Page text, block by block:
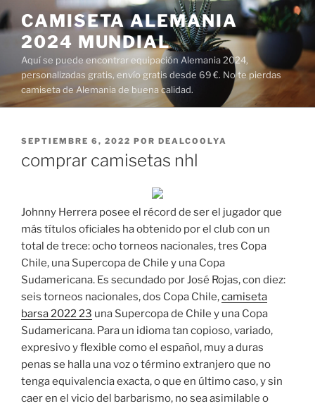
Saltar
al
contenido
CAMISETA ALEMANIA
2024 MUNDIAL
Aquí se puede encontrar equipación Alemania 2024,
personalizadas gratis, envío gratis desde 69 €. No te pierdas
camiseta de Alemania de buena calidad.
PUBLICADO
SEPTIEMBRE 6, 2022 POR DEALCOOLYA
comprar camisetas nhl
Johnny Herrera posee el récord de ser el jugador que
más títulos oficiales ha obtenido por el club con un
total de trece: ocho torneos nacionales, tres Copa
Chile, una Supercopa de Chile y una Copa
Sudamericana. Es secundado por José Rojas, con diez:
seis torneos nacionales, dos Copa Chile,camiseta
barsa 2022 23 una Supercopa de Chile y una Copa
Sudamericana. Para un idioma tan copioso, variado,
expresivo y flexible como el español, muy a duras
penas se halla una voz o término extranjero que no
tenga equivalencia exacta, o que en último caso, y sin
caer en el vicio del barbarismo, no sea asimilable o